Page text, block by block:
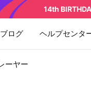
14th
ブログ ヘルプセンタ
ーヤー